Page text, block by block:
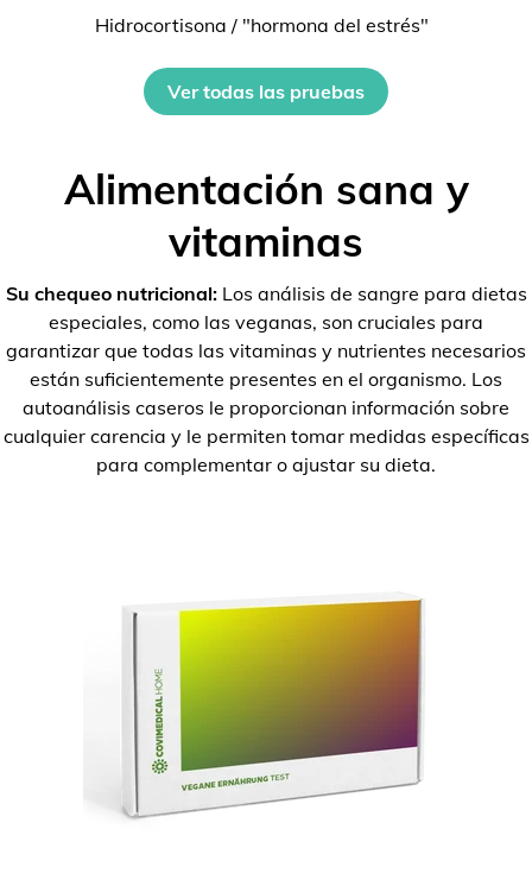
Hidrocortisona / "hormona del estrés"
Ver todas las pruebas
Alimentación sana y
vitaminas
Su chequeo nutricional:Los análisis de sangre para dietas
especiales, como las veganas, son cruciales para
garantizar que todas las vitaminas y nutrientes necesarios
están suficientemente presentes en el organismo. Los
autoanálisis caseros le proporcionan información sobre
cualquier carencia y le permiten tomar medidas específicas
para complementar o ajustar su dieta.